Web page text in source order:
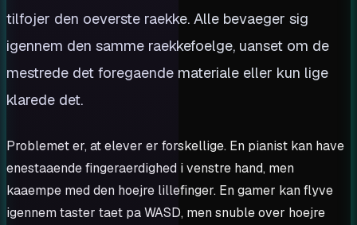
tilfojer den oeverste raekke. Alle bevaeger sig
igennem den samme raekkefoelge, uanset om de
mestrede det foregaende materiale eller kun lige
klarede det.
Problemet er, at elever er forskellige. En pianist kan have
enestaaende fingeraerdighed i venstre hand, men
kaaempe med den hoejre lillefinger. En gamer kan flyve
igennem taster taet pa WASD, men snuble over hoejre